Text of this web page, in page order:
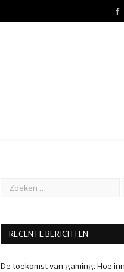
RECENTE BERICHTEN
De toekomst van gaming: Hoe